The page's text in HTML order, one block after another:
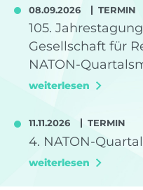
08.09.2026 TERMIN
105.
Gesellschaft für
NATON-
weiterlesen
11.11.2026 TERMIN
4. NATON-
weiterlesen